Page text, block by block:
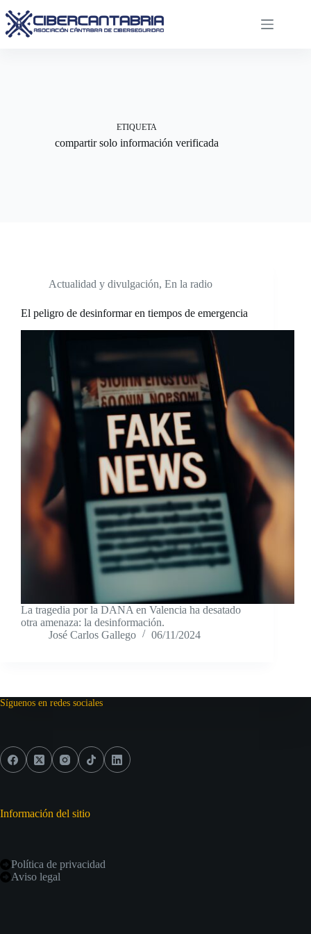
al
contenido
ETIQUETA
compartir solo información verificada
Actualidad y divulgación, En la radio
El peligro de desinformar en tiempos de emergencia
La tragedia por la DANA en Valencia ha desatado
otra amenaza: la desinformación.
José Carlos Gallego
06/11/2024
Síguenos en redes sociales
Información del sitio
Política de privacidad
Aviso legal